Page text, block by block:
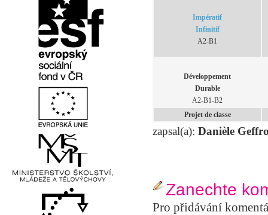
Impératif
Infinitif
A2-B1
Développement
Durable
A2-B1-B2
Projet de classe
zapsal(a): Danièle
Zanechte
Pro přidávání